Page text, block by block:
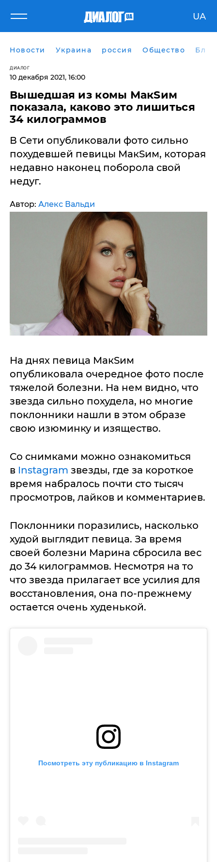
UA
Новости Украина россия Общество
ДИАЛОГ
10 декабря 2021, 16:00
Вышедшая из комы МакSим
показала, каково это лишиться
34 килограммов
В Сети опубликовали фото сильно
похудевшей певицы МакSим, которая
недавно наконец поборола свой
недуг.
Автор: Алекс Вальди
На днях певица МакSим
опубликовала очередное фото после
тяжелой болезни. На нем видно, что
звезда сильно похудела, но многие
поклонники нашли в этом образе
свою изюминку и изящество.
Со снимками можно ознакомиться
в Instagram звезды, где за короткое
время набралось почти сто тысяч
просмотров, лайков и комментариев.
Поклонники поразились, насколько
худой выглядит певица. За время
своей болезни Марина сбросила вес
до 34 килограммов. Несмотря на то
что звезда прилагает все усилия для
восстановления, она по-прежнему
остается очень худенькой.
Посмотреть эту публикацию в Instagram